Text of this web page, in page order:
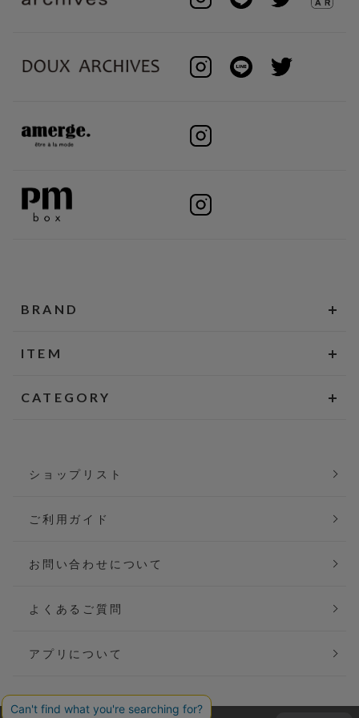
BRAND
ITEM
CATEGORY
ショップリスト
ご利用ガイド
お問い合わせについて
よくあるご質問
アプリについて